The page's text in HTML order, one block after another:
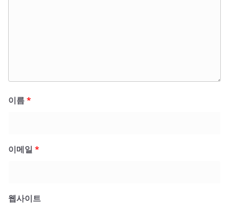
이름*
이메일 *
웹사이트